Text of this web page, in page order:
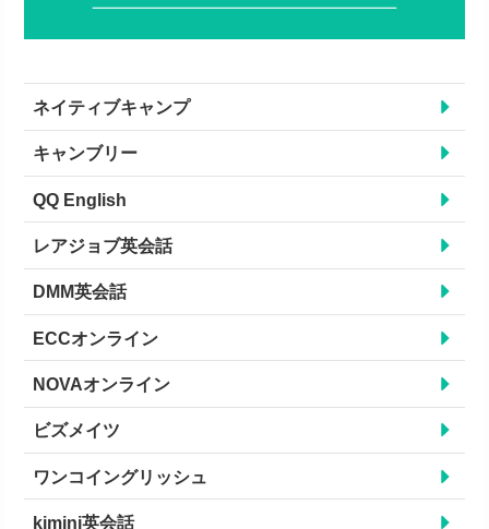
ネイティブキャンプ
キャンブリー
QQ English
レアジョブ英会話
DMM英会話
ECCオンライン
NOVAオンライン
ビズメイツ
ワンコイングリッシュ
kimini英会話